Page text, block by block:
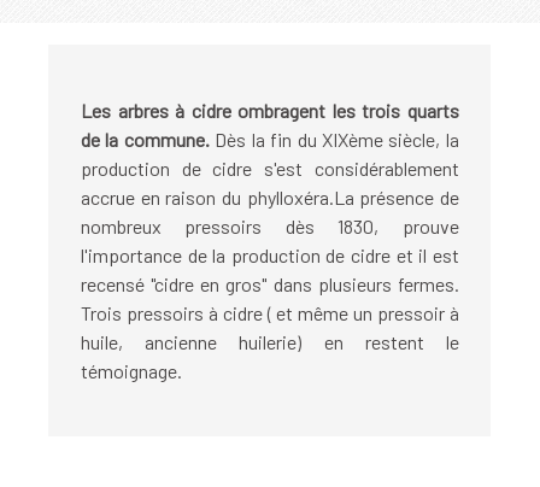
Les arbres à cidre ombragent les trois quarts
de la commune. Dès la fin du XIXème siècle, la
production de cidre s'est considérablement
accrue en raison du phylloxéra.La présence de
nombreux pressoirs dès 1830, prouve
l'importance de la production de cidre et il est
recensé "cidre en gros" dans plusieurs fermes.
Trois pressoirs à cidre ( et même un pressoir à
huile, ancienne huilerie) en restent le
témoignage.